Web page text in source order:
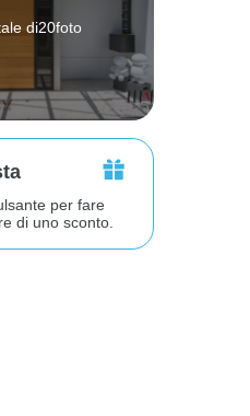
di20foto
per fare
di uno sconto.